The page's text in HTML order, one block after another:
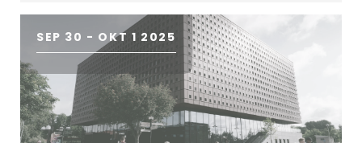
SEP 30 - OKT 1 2025